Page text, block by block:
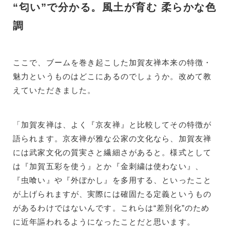
“匂い”で分かる。風土が育む 柔らかな色
調
ここで、ブームを巻き起こした加賀友禅本来の特徴・
魅力というものはどこにあるのでしょうか。改めて教
えていただきました。
「加賀友禅は、よく『京友禅』と比較してその特徴が
語られます。京友禅が雅な公家の文化なら、加賀友禅
には武家文化の質実さと繊細さがあると。様式として
は『加賀五彩を使う』とか『金刺繍は使わない』、
『虫喰い』や『外ぼかし』を多用する、といったこと
が上げられますが、実際には確固たる定義というもの
があるわけではないんです。これらは“差別化”のため
に近年謳われるようになったことだと思います。